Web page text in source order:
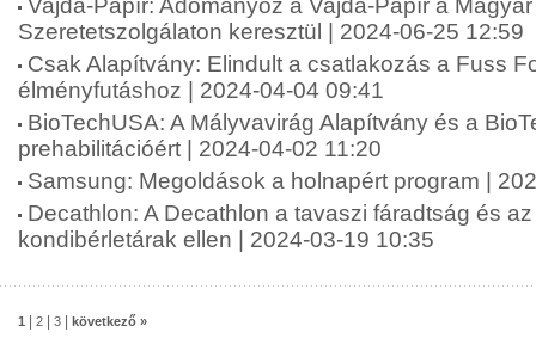
Vajda-Papír: Adományoz a Vajda-Papír a
Szeretetszolgálaton keresztül | 2024-06-25 12:59
Csak Alapítvány: Elindult a csatlakozás a Fuss
élményfutáshoz | 2024-04-04 09:41
BioTechUSA: A Mályvavirág Alapítvány és a
prehabilitációért | 2024-04-02 11:20
Samsung: Megoldások a holnapért program |
Decathlon: A Decathlon a tavaszi fáradtság és
kondibérletárak ellen | 2024-03-19 10:35
1 2 3 következő »